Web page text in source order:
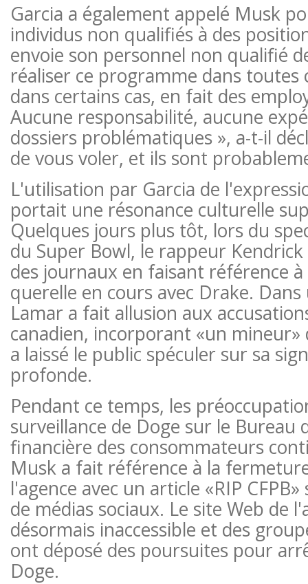
Garcia a également appelé Musk
individus non qualifiés à des
envoie son personnel non qualifié
réaliser ce programme dans toutes
dans certains cas, en fait des
Aucune responsabilité, aucune
dossiers problématiques », a-t-il
de vous voler, et ils sont
L'utilisation par Garcia de
portait une résonance culturelle
Quelques jours plus tôt, lors du
du Super Bowl, le rappeur
des journaux en faisant référence à
querelle en cours avec Drake.
Lamar a fait allusion aux
canadien, incorporant «un
a laissé le public spéculer sur sa
profonde.
Pendant ce temps, les
surveillance de Doge sur le Bureau
financière des consommateurs
Musk a fait référence à la
l'agence avec un article «RIP
de médias sociaux. Le site Web de
désormais inaccessible et des
ont déposé des poursuites pour
Doge.